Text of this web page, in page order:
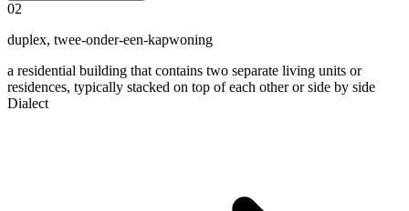
02
duplex, twee-onder-een-kapwoning
a residential building that contains two separate living units or
residences, typically stacked on top of each other or side by side
Dialect